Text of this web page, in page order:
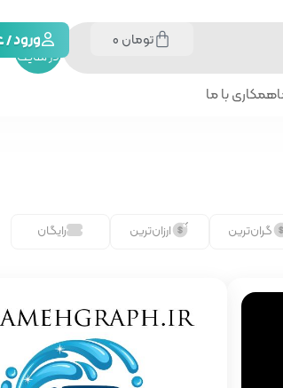
جستجو
در سایت
تومان ورود
همکاری با ما
گران‌ترین ارزان‌ترین رایگان